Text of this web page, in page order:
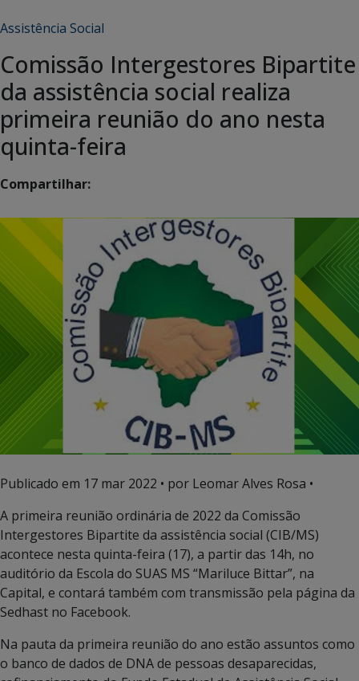
Assistência Social
Comissão Intergestores Bipartite
da assistência social realiza
primeira reunião do ano nesta
quinta-feira
Compartilhar:
Publicado em 17 mar 2022 • por Leomar Alves Rosa •
A primeira reunião ordinária de 2022 da Comissão
Intergestores Bipartite da assistência social (CIB/MS)
acontece nesta quinta-feira (17), a partir das 14h, no
auditório da Escola do SUAS MS “Mariluce Bittar”, na
Capital, e contará também com transmissão pela página da
Sedhast no Facebook.
Na pauta da primeira reunião do ano estão assuntos como
o banco de dados de DNA de pessoas desaparecidas,